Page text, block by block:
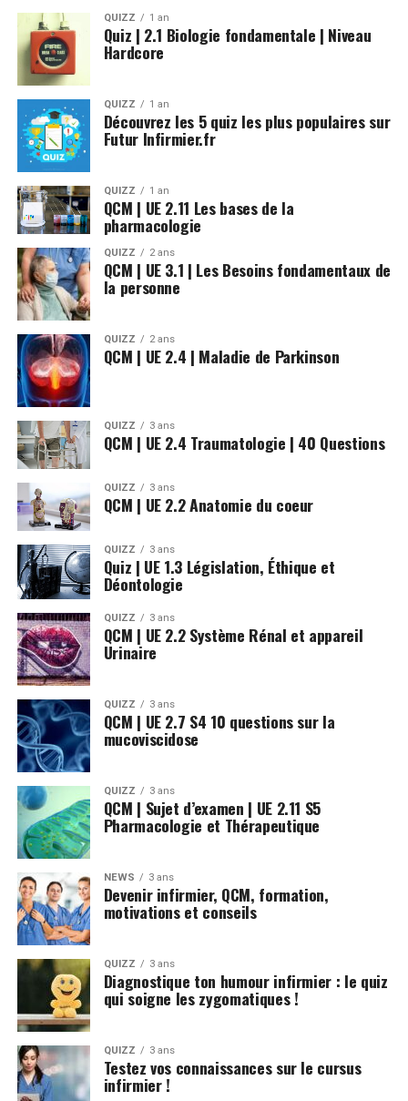
QUIZZ 1 an
Quiz | 2.1 Biologie fondamentale | Niveau
Hardcore
QUIZZ 1 an
Découvrez les 5 quiz les plus populaires sur
Futur Infirmier.fr
QUIZZ 1 an
QCM | UE 2.11 Les bases de la
pharmacologie
QUIZZ 2 ans
QCM | UE 3.1 | Les Besoins fondamentaux de
la personne
QUIZZ 2 ans
QCM | UE 2.4 | Maladie de Parkinson
QUIZZ 3 ans
QCM | UE 2.4 Traumatologie | 40 Questions
QUIZZ 3 ans
QCM | UE 2.2 Anatomie du coeur
QUIZZ 3 ans
Quiz | UE 1.3 Législation, Éthique et
Déontologie
QUIZZ 3 ans
QCM | UE 2.2 Système Rénal et appareil
Urinaire
QUIZZ 3 ans
QCM | UE 2.7 S4 10 questions sur la
mucoviscidose
QUIZZ 3 ans
QCM | Sujet d’examen | UE 2.11 S5
Pharmacologie et Thérapeutique
NEWS 3 ans
Devenir infirmier, QCM, formation,
motivations et conseils
QUIZZ 3 ans
Diagnostique ton humour infirmier : le quiz
qui soigne les zygomatiques !
QUIZZ 3 ans
Testez vos connaissances sur le cursus
infirmier !